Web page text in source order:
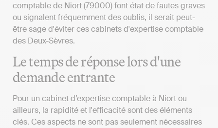
comptable de Niort (79000) font état de fautes graves
ou signalent fréquemment des oublis, il serait peut-
être sage d'éviter ces cabinets d'expertise comptable
des Deux-Sèvres.
Le temps de réponse lors d'une
demande entrante
Pour un cabinet d’expertise comptable à Niort ou
ailleurs, la rapidité et l'efficacité sont des éléments
clés. Ces aspects ne sont pas seulement nécessaires